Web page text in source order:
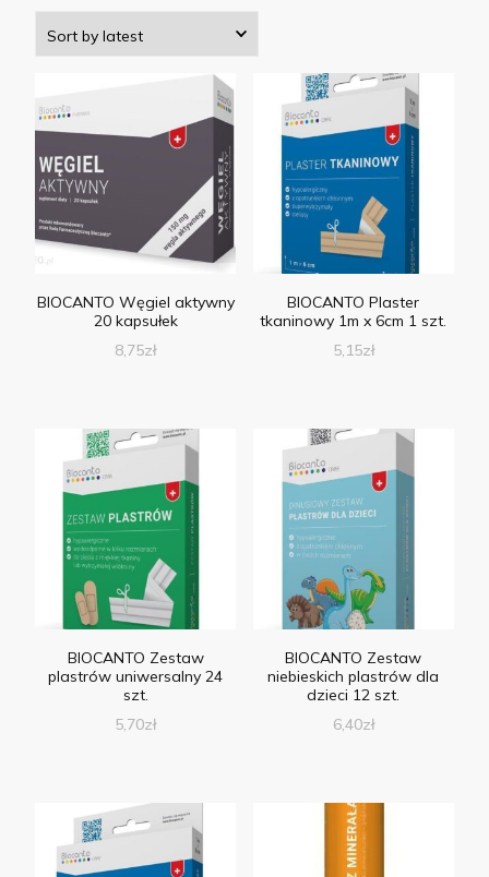
BIOCANTO Węgiel aktywny
20 kapsułek
8,75zł
BIOCANTO Plaster
tkaninowy 1m x 6cm 1 szt.
5,15zł
BIOCANTO Zestaw
plastrów uniwersalny 24
szt.
5,70zł
BIOCANTO Zestaw
niebieskich plastrów dla
dzieci 12 szt.
6,40zł